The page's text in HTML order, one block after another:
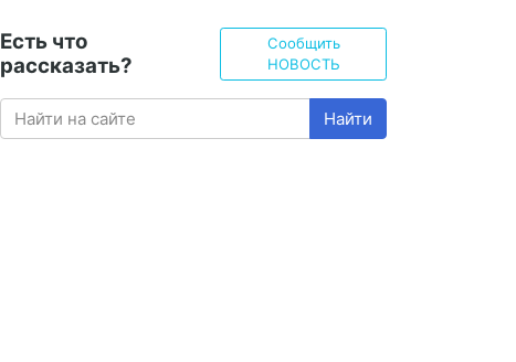
Есть что
рассказать?
Сообщить
НОВОСТЬ
Найти